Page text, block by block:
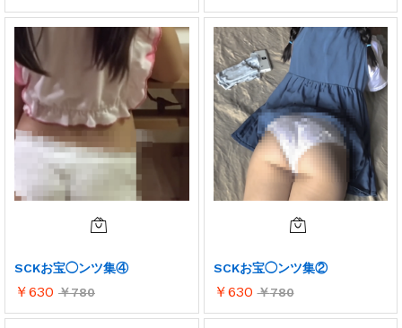
SCKお宝◯ンツ集④
￥630 ￥780
SCKお宝◯ンツ集②
￥630 ￥780